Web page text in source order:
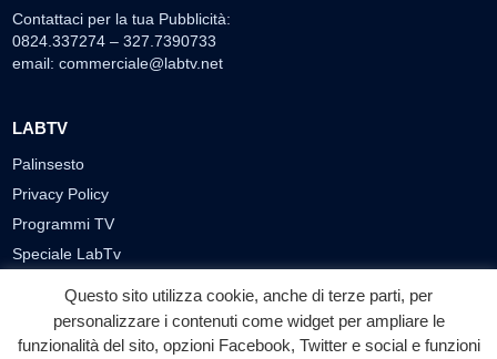
Contattaci per la tua Pubblicità:
0824.337274 – 327.7390733
email: commerciale@labtv.net
LABTV
Palinsesto
Privacy Policy
Programmi TV
Speciale LabTv
L’Orlando Curioso
Questo sito utilizza cookie, anche di terze parti, per
personalizzare i contenuti come widget per ampliare le
funzionalità del sito, opzioni Facebook, Twitter e social e funzioni